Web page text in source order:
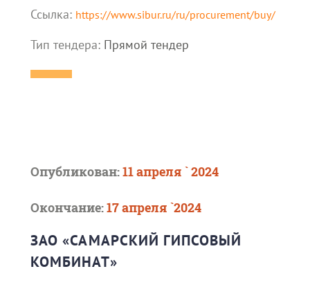
Ссылка: https://www.sibur.ru/ru/procurement/buy/
Тип тендера: Прямой тендер
Опубликован:11 апреля ` 2024
Окончание:17 апреля `2024
ЗАО «САМАРСКИЙ ГИПСОВЫЙ
КОМБИНАТ»